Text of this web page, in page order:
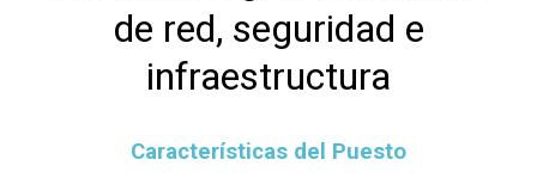
de red, seguridad e
infraestructura
Características del Puesto